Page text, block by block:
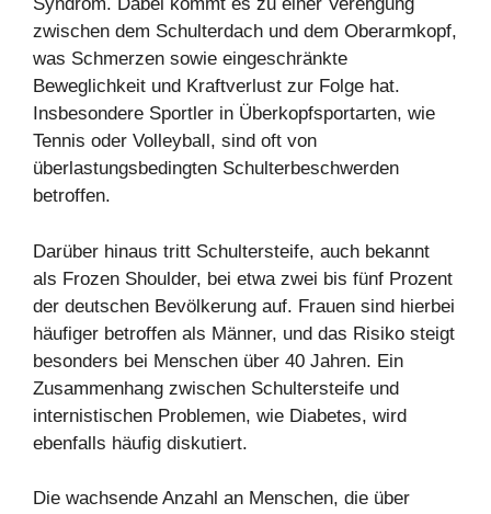
Syndrom. Dabei kommt es zu einer Verengung
zwischen dem Schulterdach und dem Oberarmkopf,
was Schmerzen sowie eingeschränkte
Beweglichkeit und Kraftverlust zur Folge hat.
Insbesondere Sportler in Überkopfsportarten, wie
Tennis oder Volleyball, sind oft von
überlastungsbedingten Schulterbeschwerden
betroffen.
Darüber hinaus tritt Schultersteife, auch bekannt
als Frozen Shoulder, bei etwa zwei bis fünf Prozent
der deutschen Bevölkerung auf. Frauen sind hierbei
häufiger betroffen als Männer, und das Risiko steigt
besonders bei Menschen über 40 Jahren. Ein
Zusammenhang zwischen Schultersteife und
internistischen Problemen, wie Diabetes, wird
ebenfalls häufig diskutiert.
Die wachsende Anzahl an Menschen, die über